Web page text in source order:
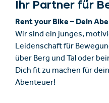
info@serfaus-
Ihr Partner für
Rent your Bike – Dein
Wir sind ein junges,
Leidenschaft für
über Berg und Tal oder
Dich fit zu machen für
Abenteuer!